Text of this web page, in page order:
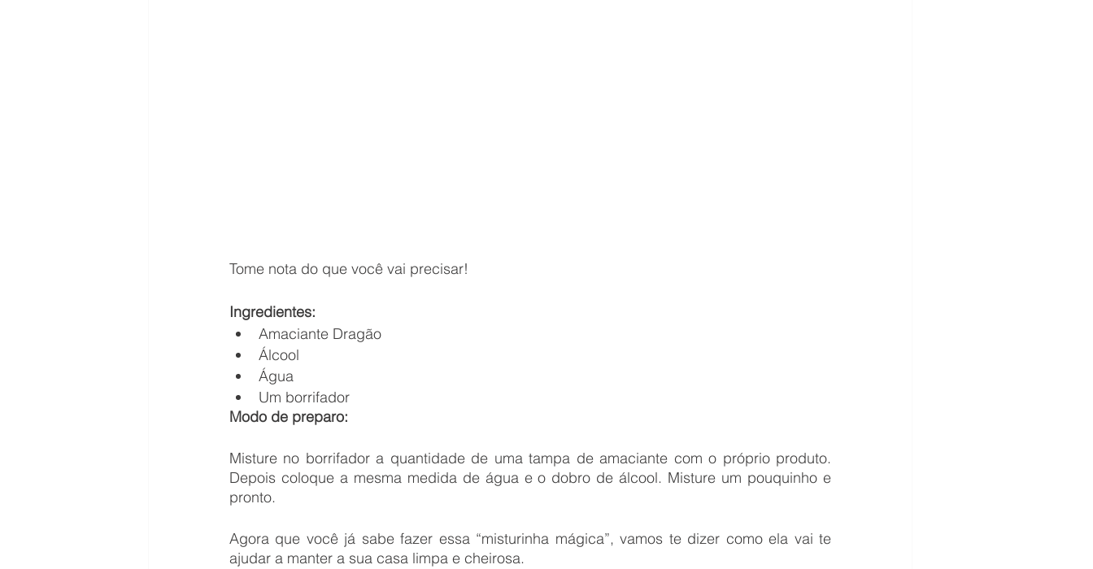
Tome nota do que você vai precisar!
Ingredientes:
Amaciante Dragão
Álcool
Água
Um borrifador
Modo de preparo:
Misture no borrifador a quantidade de uma tampa de amaciante com o próprio produto.
Depois coloque a mesma medida de água e o dobro de álcool. Misture um pouquinho e
pronto.
Agora que você já sabe fazer essa “misturinha mágica”, vamos te dizer como ela vai te
ajudar a manter a sua casa limpa e cheirosa.